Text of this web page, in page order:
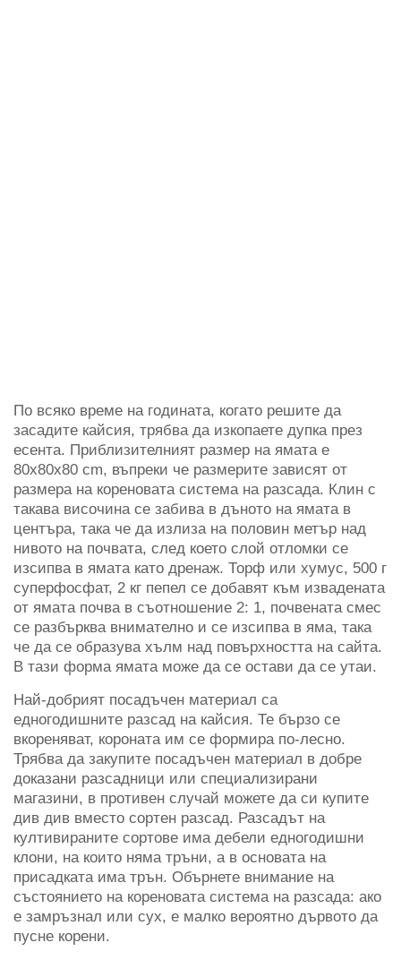
По всяко време на годината, когато решите да
засадите кайсия, трябва да изкопаете дупка през
есента. Приблизителният размер на ямата е
80x80x80 cm, въпреки че размерите зависят от
размера на кореновата система на разсада. Клин с
такава височина се забива в дъното на ямата в
центъра, така че да излиза на половин метър над
нивото на почвата, след което слой отломки се
изсипва в ямата като дренаж. Торф или хумус, 500 г
суперфосфат, 2 кг пепел се добавят към извадената
от ямата почва в съотношение 2: 1, почвената смес
се разбърква внимателно и се изсипва в яма, така
че да се образува хълм над повърхността на сайта.
В тази форма ямата може да се остави да се утаи.
Най-добрият посадъчен материал са
едногодишните разсад на кайсия. Те бързо се
вкореняват, короната им се формира по-лесно.
Трябва да закупите посадъчен материал в добре
доказани разсадници или специализирани
магазини, в противен случай можете да си купите
див див вместо сортен разсад. Разсадът на
култивираните сортове има дебели едногодишни
клони, на които няма тръни, а в основата на
присадката има трън. Обърнете внимание на
състоянието на кореновата система на разсада: ако
е замръзнал или сух, е малко вероятно дървото да
пусне корени.